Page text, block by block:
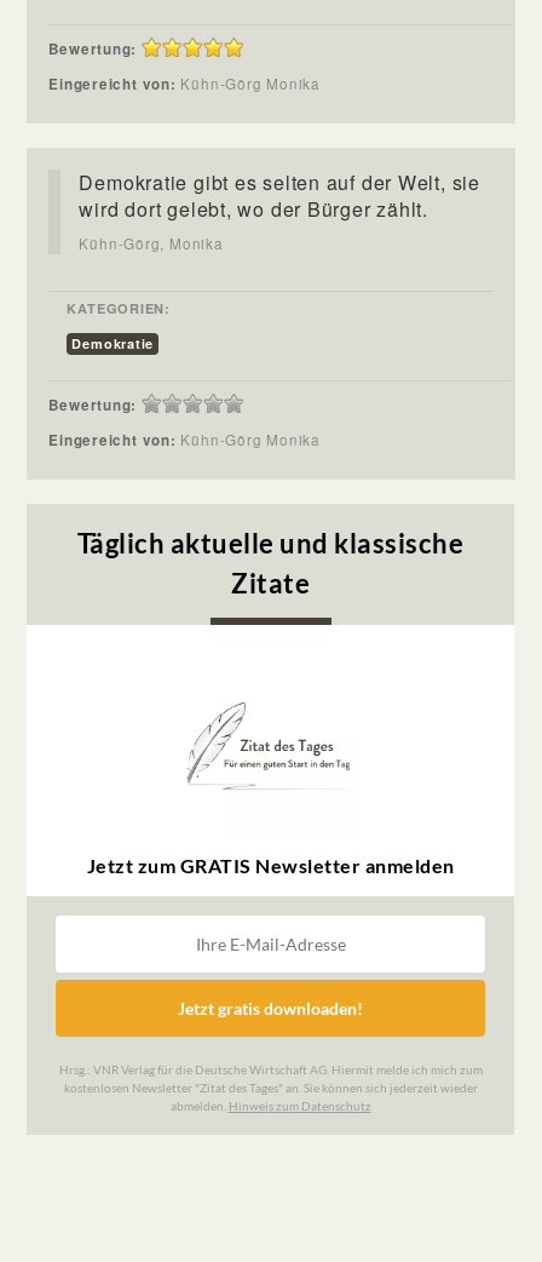
Bewertung:
Eingereicht von: Kühn-Görg Monika
Demokratie gibt es selten auf der Welt, sie
wird dort gelebt, wo der Bürger zählt.
Kühn-Görg, Monika
KATEGORIEN:
Demokratie
Bewertung:
Eingereicht von: Kühn-Görg Monika